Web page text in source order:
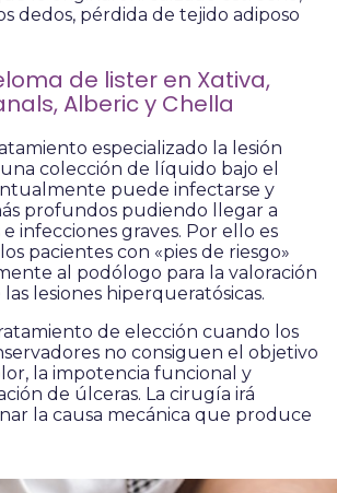
dedos, pérdida de tejido adiposo
de lister en Xativa,
Alberic y Chella
especializado la lesión
colección de líquido bajo el
puede infectarse y
profundos pudiendo llegar a
infecciones graves. Por ello es
pacientes con «pies de riesgo»
al podólogo para la valoración
lesiones hiperqueratósicas.
de elección cuando los
no consiguen el objetivo
la impotencia funcional y
de úlceras. La cirugía irá
la causa mecánica que produce